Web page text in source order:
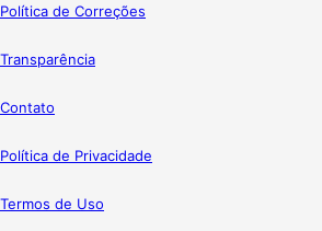
Política de Correções
Transparência
Contato
Política de Privacidade
Termos de Uso